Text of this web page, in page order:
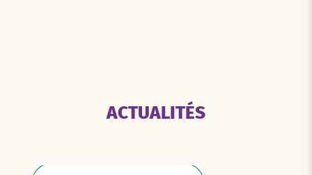
ACTUALITÉS